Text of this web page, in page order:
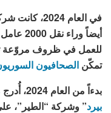
في العام
أيضاً
للعمل في ظروف مروّعة
تمكّن الصحافيون
بدءاً من العام 2024، أُدرج
بيرد” وشركة “الطير”،